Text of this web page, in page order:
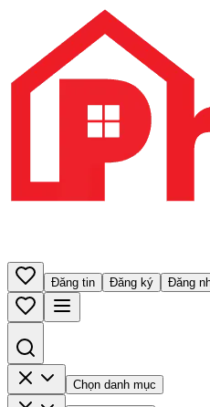
Đăng tin Đăng ký Đăng
Chọn danh mục